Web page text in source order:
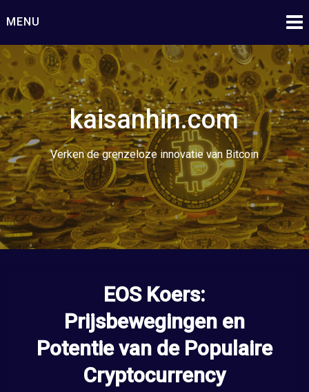
naar
inhoud
MENU
kaisanhin.com
Verken de grenzeloze innovatie van Bitcoin
EOS Koers:
Prijsbewegingen en
Potentie van de Populaire
Cryptocurrency